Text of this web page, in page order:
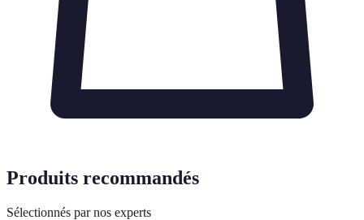
Produits recommandés
Sélectionnés par nos experts